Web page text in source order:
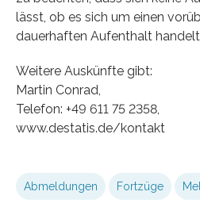
lässt, ob es sich um einen
dauerhaften Aufenthalt
Weitere Auskünfte gibt:
Martin Conrad,
Telefon: +49 611 75 2358,
www.destatis.de/kontakt
Abmeldungen Fortzüge